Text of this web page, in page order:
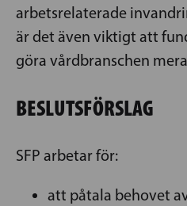
arbetsrelaterade
är det även viktigt att
göra vårdbranschen
BESLUTSFÖRSLAG
SFP arbetar för:
att påtala behovet